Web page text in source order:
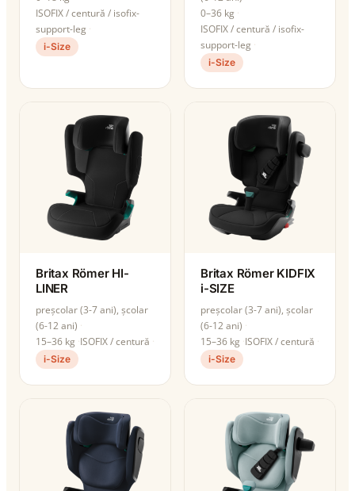
ISOFIX / centură / isofix-
support-leg
i-Size
0–36 kg
ISOFIX / centură / isofix-
support-leg
i-Size
Britax Römer HI-
LINER
preșcolar (3-7 ani), școlar
(6-12 ani)
15–36 kg ISOFIX / centură
i-Size
Britax Römer KIDFIX
i-SIZE
preșcolar (3-7 ani), școlar
(6-12 ani)
15–36 kg ISOFIX / centură
i-Size